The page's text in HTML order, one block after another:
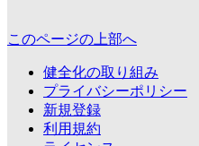
このページの上部へ
健全化の取り組み
プライバシーポリシー
新規登録
利用規約